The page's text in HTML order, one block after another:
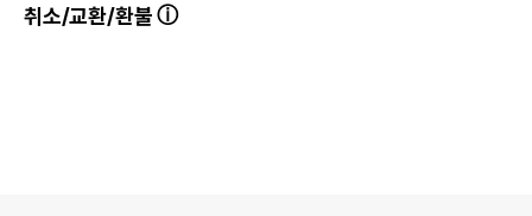
취소/교환/환불